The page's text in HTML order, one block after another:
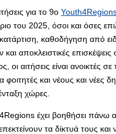
για το 9ο
του 2025, όσοι και όσες
καθοδήγηση από
αποκλειστικές
αιτήσεις είναι ανοικτές σε
φοιτητές και νέους και
χώρες.
έχει βοηθήσει πάνω
τα δίκτυά τους